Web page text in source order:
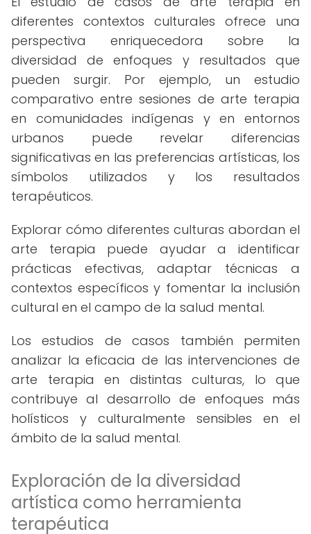
diferentes contextos culturales ofrece una
perspectiva enriquecedora sobre la
diversidad de enfoques y resultados que
pueden surgir. Por ejemplo, un estudio
comparativo entre sesiones de arte terapia
en comunidades indígenas y en entornos
urbanos puede revelar diferencias
significativas en las preferencias artísticas, los
símbolos utilizados y los resultados
terapéuticos.
Explorar cómo diferentes culturas abordan el
arte terapia puede ayudar a identificar
prácticas efectivas, adaptar técnicas a
contextos específicos y fomentar la inclusión
cultural en el campo de la salud mental.
Los estudios de casos también permiten
analizar la eficacia de las intervenciones de
arte terapia en distintas culturas, lo que
contribuye al desarrollo de enfoques más
holísticos y culturalmente sensibles en el
ámbito de la salud mental.
Exploración de la diversidad
artística como herramienta
terapéutica